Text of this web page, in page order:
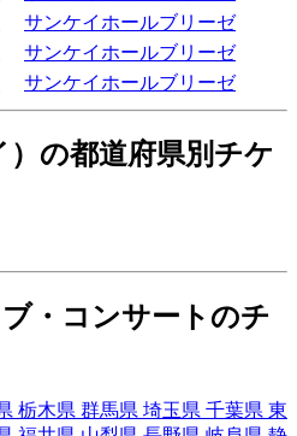
サンケイホールブリーゼ
サンケイホールブリーゼ
サンケイホールブリーゼ
の都道府県別チケ
・コンサートのチ
栃木県 群馬県 埼玉県 千葉県 東